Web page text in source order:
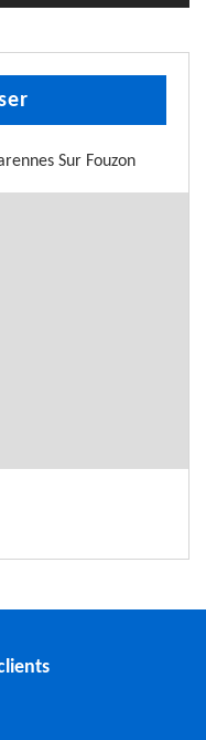
Sur Fouzon